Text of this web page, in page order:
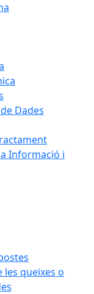
Dades
Informació i
les queixes o